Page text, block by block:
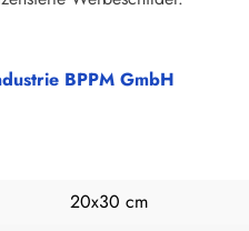
BPPM GmbH
20x30 cm